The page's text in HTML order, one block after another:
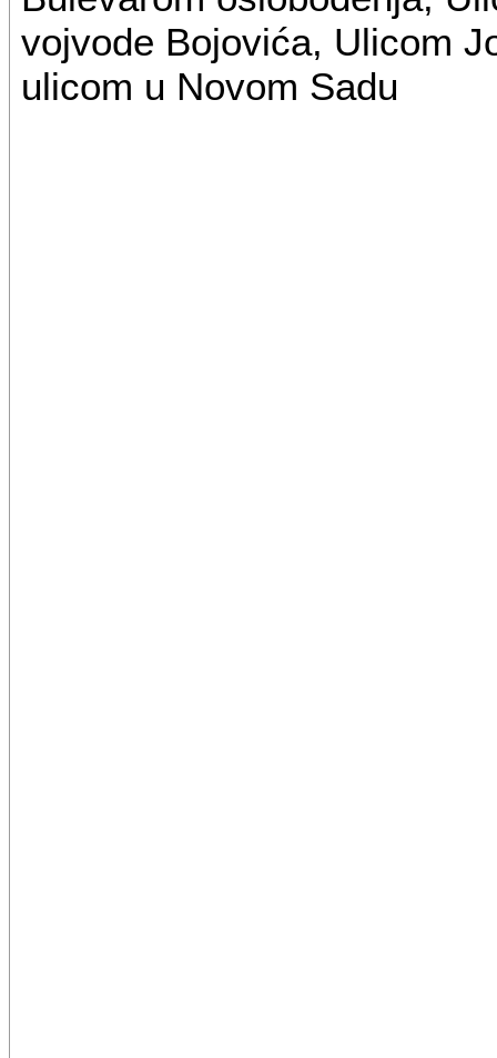
vojvode Bojovića, Ulicom
ulicom u Novom Sadu